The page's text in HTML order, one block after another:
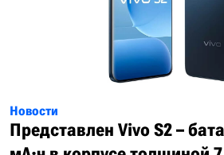
Новости
Представлен Vivo S2 –